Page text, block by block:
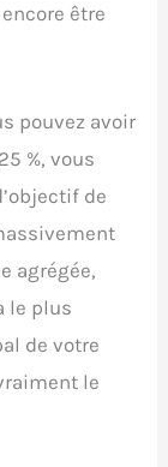
être
pouvez avoir
%, vous
de
agrégée,
le plus
de votre
le